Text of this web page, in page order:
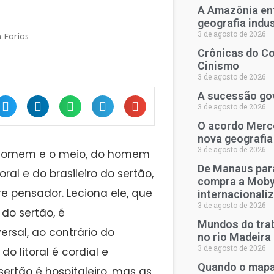
Farias
e o meio, do homem
e do brasileiro do sertão,
pensador. Leciona ele, que
sertão, é
ao contrário do
litoral é cordial e
A Amazônia
geografia
3 de agosto de 2026
Crônicas do
Cinismo
3 de agosto de 2026
A sucessão
3 de agosto de 2026
O acordo
nova
3 de agosto de 2026
De Manaus
compra a
3 de agosto de 2026
Mundos do
no rio Madeira
3 de agosto de 2026
Quando o